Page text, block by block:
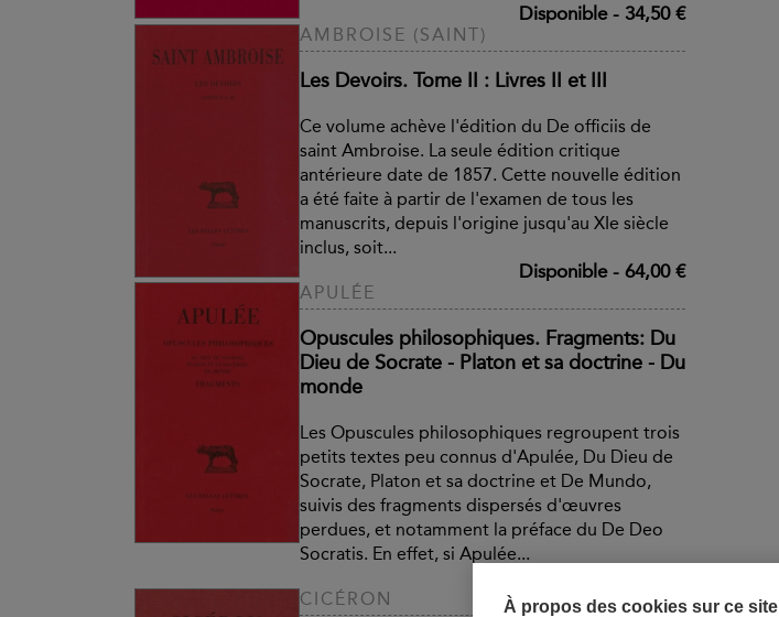
À propos des cookies sur ce site
Disponible- 34,50 €
AMBROISE (SAINT)
Les Devoirs. Tome II : Livres II et III
Ce volume achève l'édition du De officiis de
saint Ambroise. La seule édition critique
antérieure date de 1857. Cette nouvelle édition
a été faite à partir de l'examen de tous les
manuscrits, depuis l'origine jusqu'au XIe siècle
inclus, soit...
Disponible- 64,00 €
APULÉE
Opuscules philosophiques. Fragments: Du
Dieu de Socrate - Platon et sa doctrine - Du
monde
Les Opuscules philosophiques regroupent trois
petits textes peu connus d'Apulée, Du Dieu de
Socrate, Platon et sa doctrine et De Mundo,
suivis des fragments dispersés d'œuvres
perdues, et notamment la préface du De Deo
Socratis. En effet, si Apulée...
CICÉRON